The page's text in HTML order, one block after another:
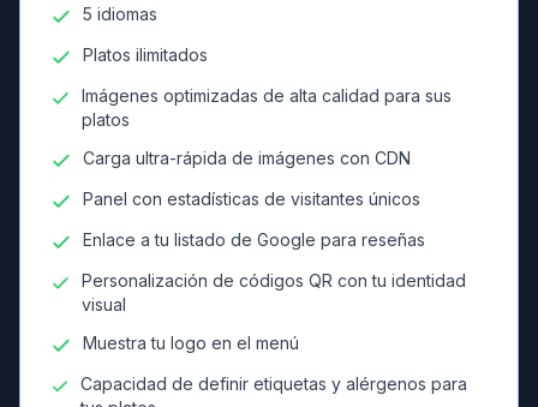
5 idiomas
Platos ilimitados
Imágenes optimizadas de alta calidad para sus
platos
Carga ultra-rápida de imágenes con CDN
Panel con estadísticas de visitantes únicos
Enlace a tu listado de Google para reseñas
Personalización de códigos QR con tu identidad
visual
Muestra tu logo en el menú
Capacidad de definir etiquetas y alérgenos para